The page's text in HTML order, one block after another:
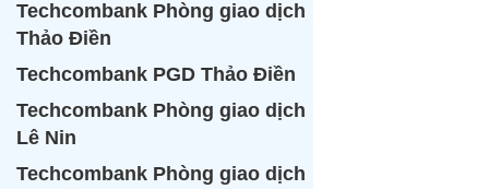
Techcombank Phòng giao dịch
Thảo Điền
Techcombank PGD Thảo Điền
Techcombank Phòng giao dịch
Lê Nin
Techcombank Phòng giao dịch